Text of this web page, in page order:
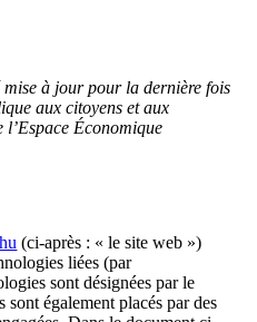
mise à jour pour la dernière fois
aux citoyens et aux
l’Espace Économique
(ci-après : « le site web »)
liées (par
sont désignées par le
également placés par des